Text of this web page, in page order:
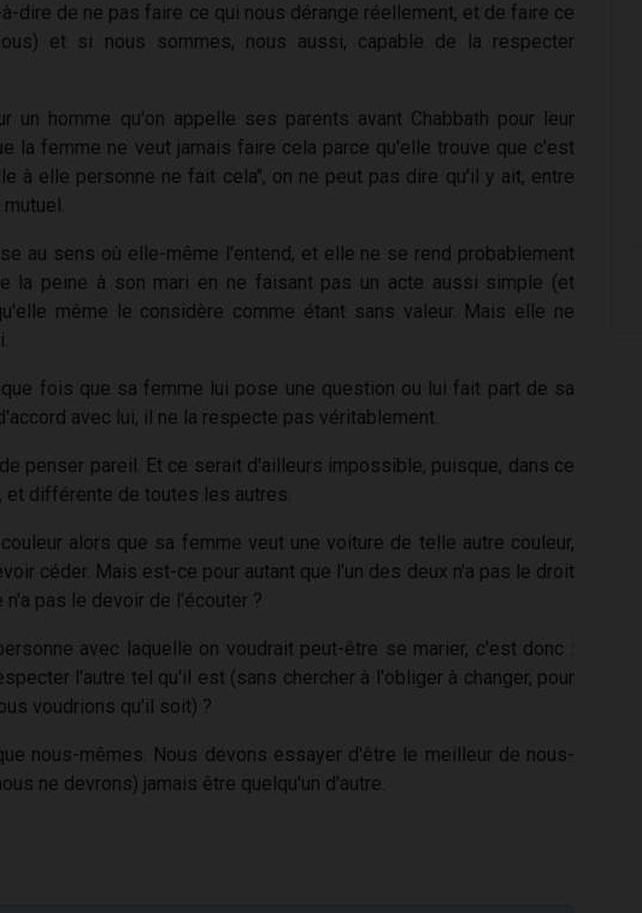
dire de ne pas faire ce qui nous dérange réellement, et de faire ce
et si nous sommes, nous aussi, capable de la respecter
un homme qu'on appelle ses parents avant Chabbath pour leur
la femme ne veut jamais faire cela parce qu'elle trouve que c'est
à elle personne ne fait cela", on ne peut pas dire qu'il y ait, entre
au sens où elle-même l'entend, et elle ne se rend probablement
la peine à son mari en ne faisant pas un acte aussi simple (et
même le considère comme étant sans valeur. Mais elle ne
fois que sa femme lui pose une question ou lui fait part de sa
avec lui, il ne la respecte pas véritablement.
penser pareil. Et ce serait d'ailleurs impossible, puisque, dans ce
et différente de toutes les autres.
alors que sa femme veut une voiture de telle autre couleur,
céder. Mais est-ce pour autant que l'un des deux n'a pas le droit
pas le devoir de l'écouter ?
avec laquelle on voudrait peut-être se marier, c'est donc :
l'autre tel qu'il est (sans chercher à l'obliger à changer, pour
voudrions qu'il soit) ?
nous-mêmes. Nous devons essayer d'être le meilleur de nous-
ne devrons) jamais être quelqu'un d'autre.